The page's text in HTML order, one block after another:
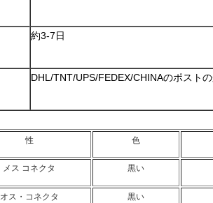
約3-7日
DHL/TNT/UPS/FEDEX/CHINAのポスト
性 色
メス コネクタ 黒い
オス・コネクタ 黒い